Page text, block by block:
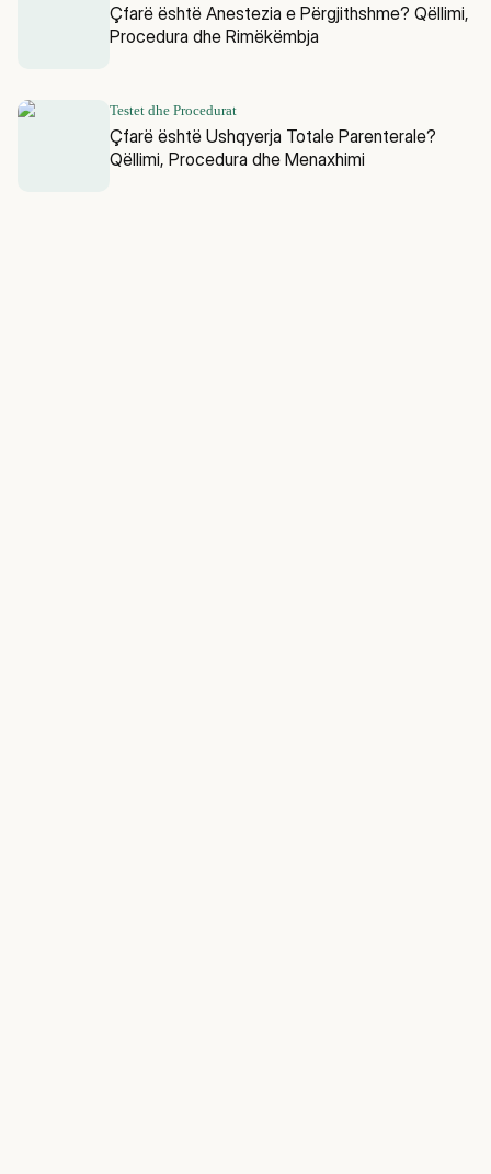
Çfarë është Anestezia e Përgjithshme? Qëllimi,
Procedura dhe Rimëkëmbja
Testet dhe Procedurat
Çfarë është Ushqyerja Totale Parenterale?
Qëllimi, Procedura dhe Menaxhimi